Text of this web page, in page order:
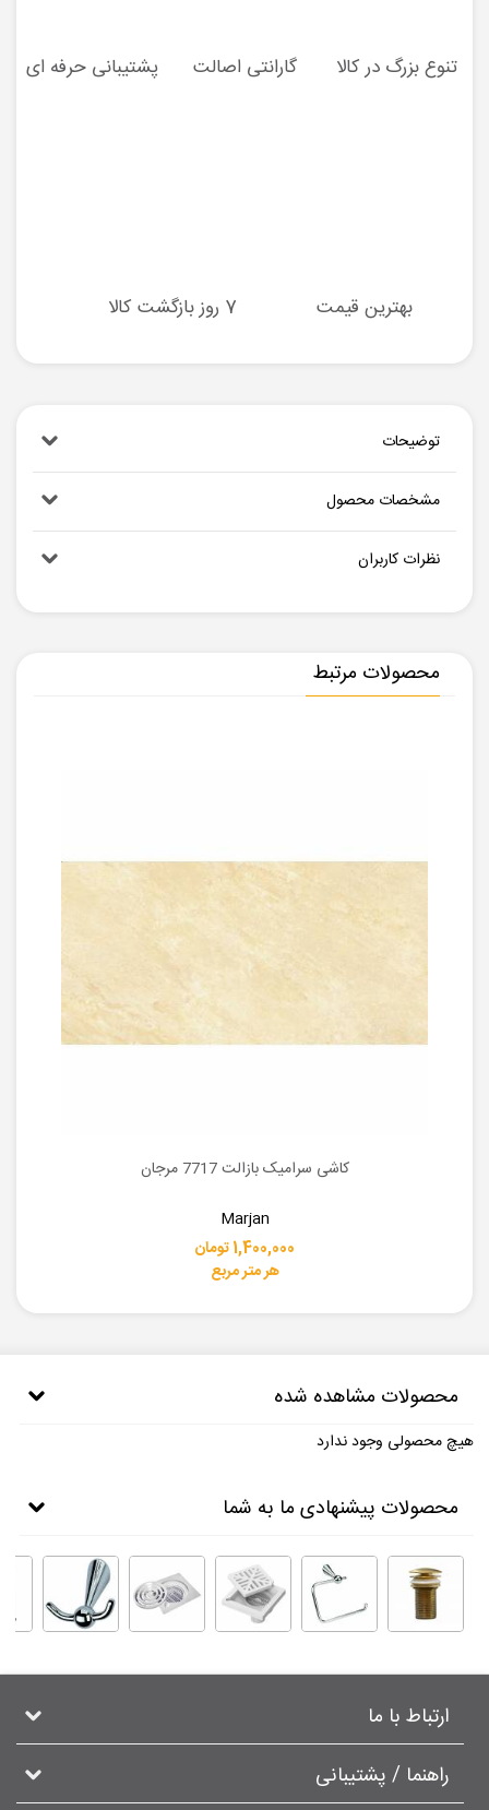
تنوع بزرگ در کالا گارانتی اصالت پشتیبانی حرفه ای
بهترین قیمت 7 روز بازگشت کالا
توضیحات
مشخصات محصول
نظرات کاربران
محصولات مرتبط
کاشی سرامیک بازالت 7717 مرجان
Marjan
1,400,000 تومان
هر متر مربع
محصولات مشاهده شده
هیچ محصولی وجود ندارد
محصولات پیشنهادی ما به شما
ارتباط با ما
راهنما / پشتیبانی